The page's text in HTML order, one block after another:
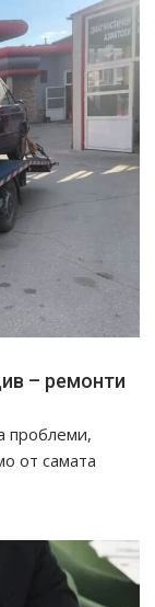
– ремонти
проблеми,
от самата